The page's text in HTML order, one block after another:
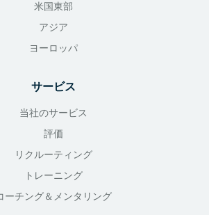
米国東部
アジア
ヨーロッパ
サービス
当社のサービス
評価
リクルーティング
トレーニング
ーチング＆メンタリング